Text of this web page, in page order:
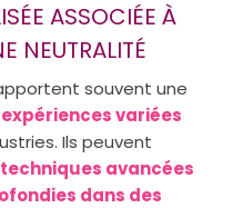
ASSOCIÉE À
NEUTRALITÉ
souvent une
expériences variées
Ils peuvent
avancées
dans des